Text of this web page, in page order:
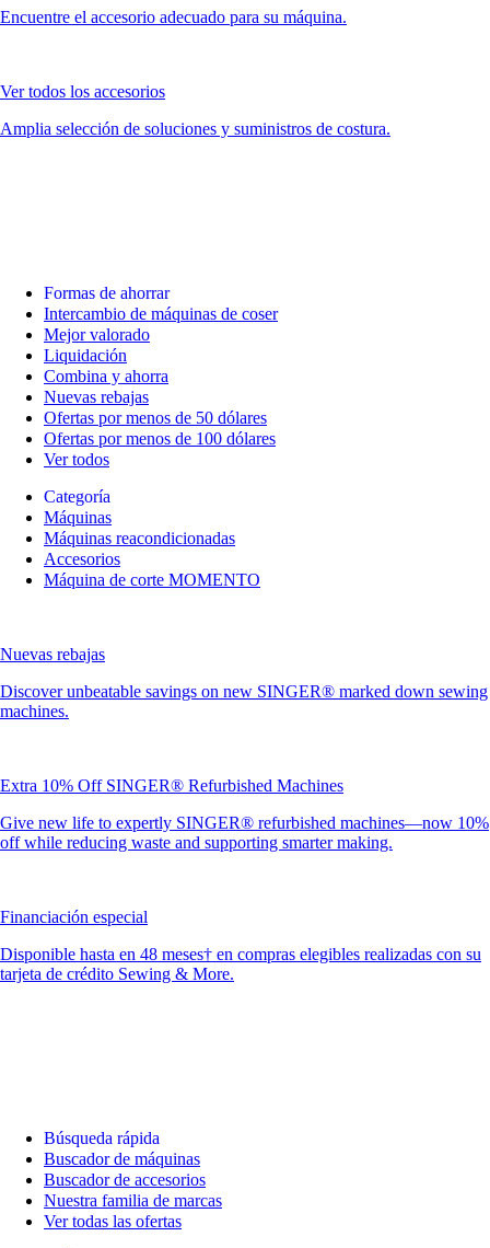
Encuentre el accesorio adecuado para su máquina.
Ver todos los accesorios
Amplia selección de soluciones y suministros de costura.
Formas de ahorrar
Intercambio de máquinas de coser
Mejor valorado
Liquidación
Combina y ahorra
Nuevas rebajas
Ofertas por menos de 50 dólares
Ofertas por menos de 100 dólares
Ver todos
Categoría
Máquinas
Máquinas reacondicionadas
Accesorios
Máquina de corte MOMENTO
Nuevas rebajas
Discover unbeatable savings on new SINGER® marked down sewing
machines.
Extra 10% Off SINGER® Refurbished Machines
Give new life to expertly SINGER® refurbished machines—now 10%
off while reducing waste and supporting smarter making.
Financiación especial
Disponible hasta en 48 meses† en compras elegibles realizadas con su
tarjeta de crédito Sewing & More.
Búsqueda rápida
Buscador de máquinas
Buscador de accesorios
Nuestra familia de marcas
Ver todas las ofertas